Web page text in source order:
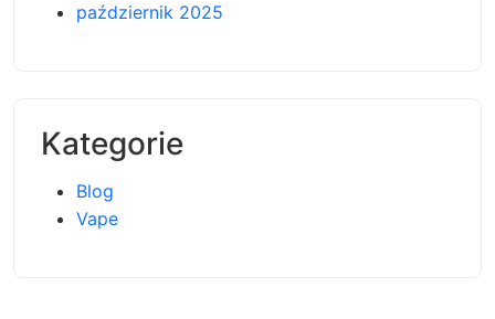
październik 2025
Kategorie
Blog
Vape